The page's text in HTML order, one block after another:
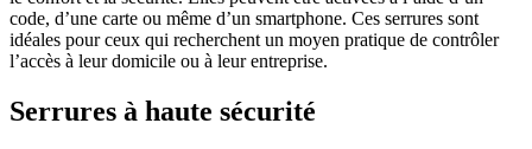
code, d’une carte ou même d’un smartphone. Ces serrures sont
idéales pour ceux qui recherchent un moyen pratique de contrôler
l’accès à leur domicile ou à leur entreprise.
Serrures à haute sécurité